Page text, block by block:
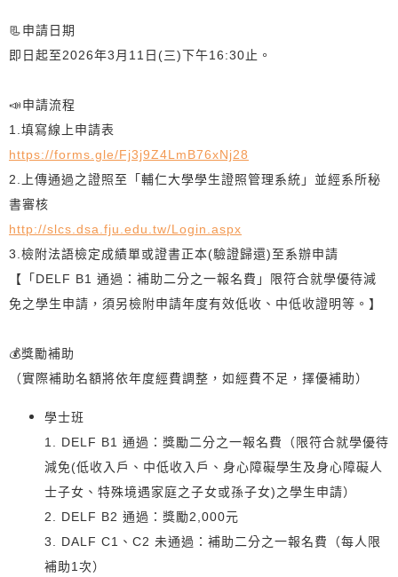
📃申請日期
即日起至2026年3月11日(三)下午16:30止。
📣申請流程
1.填寫線上申請表
https://forms.gle/Fj3j9Z4LmB76xNj28
2.上傳通過之證照至「輔仁大學學生證照管理系統」並經系所秘
書審核
http://slcs.dsa.fju.edu.tw/Login.aspx
3.檢附法語檢定成績單或證書正本(驗證歸還)至系辦申請
【「DELF B1 通過：補助二分之一報名費」限符合就學優待減
免之學生申請，須另檢附申請年度有效低收、中低收證明等。】
💰獎勵補助
（實際補助名額將依年度經費調整，如經費不足，擇優補助）
學士班
1. DELF B1 通過：獎勵二分之一報名費（限符合就學優待
減免(低收入戶、中低收入戶、身心障礙學生及身心障礙人
士子女、特殊境遇家庭之子女或孫子女)之學生申請）
2. DELF B2 通過：獎勵2,000元
3. DALF C1、C2 未通過：補助二分之一報名費（每人限
補助1次）